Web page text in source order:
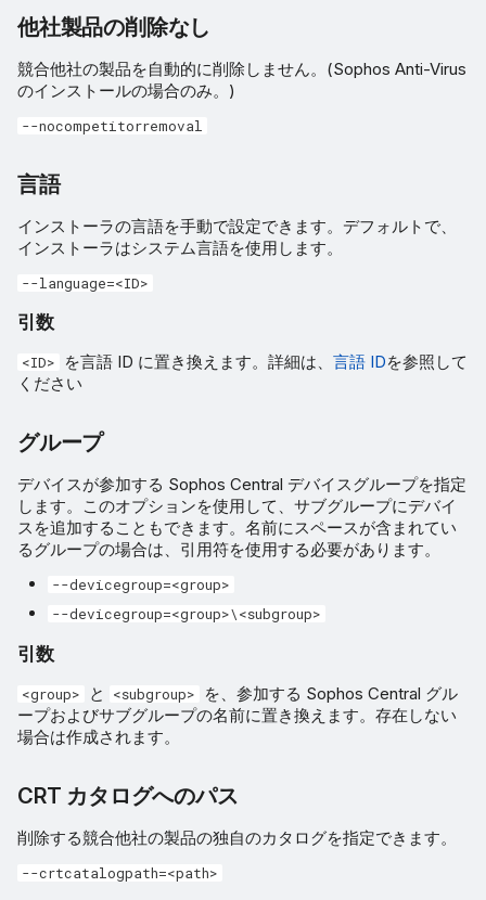
登録のみ
ゴールドイメージ
ゴールドイメージのタイム
ゴールドイメージの通知
ゴールドイメージ非永続
ACS システムチェックのバ
イパス
Taegis のテナント ID チェッ
言語 ID
他社製品の削除なし
競合他社の製品を自動的に削除しません。(Sophos Anti-Virus
のインストールの場合のみ。)
--nocompetitorremoval
言語
インストーラの言語を手動で設定できます。デフォルトで、
インストーラはシステム言語を使用します。
--language=<ID>
引数
<ID> を言語 ID に置き換えます。詳細は、 言語 IDを参照して
ください
グループ
デバイスが参加する Sophos Central デバイスグループを指定
します。このオプションを使用して、サブグループにデバイ
スを追加することもできます。名前にスペースが含まれてい
るグループの場合は、引用符を使用する必要があります。
--devicegroup=<group>
--devicegroup=<group>\<subgroup>
引数
<group> と <subgroup>
を、参加する Sophos Central グル
ープおよびサブグループの名前に置き換えます。存在しない
場合は作成されます。
CRT カタログへのパス
削除する競合他社の製品の独自のカタログを指定できます。
--crtcatalogpath=<path>